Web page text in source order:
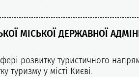
МІСЬКОЇ ДЕРЖАВНОЇ
розвитку туристичного
туризму у місті Києві.